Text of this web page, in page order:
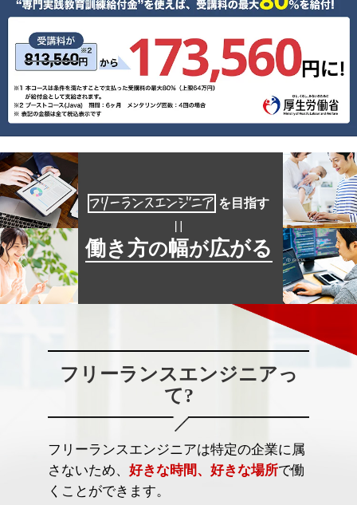
を目指す
働き方の幅が広がる
フリーランスエンジニアっ
て?
フリーランスエンジニアは特定の企業に属
さないため、 好きな時間、好きな場所で働
くことができます。